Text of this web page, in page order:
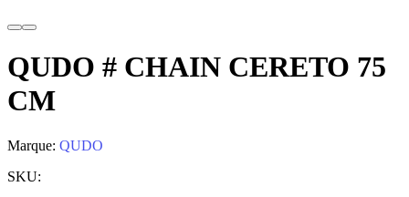
QUDO # CHAIN CERETO 75
CM
Marque: QUDO
SKU: